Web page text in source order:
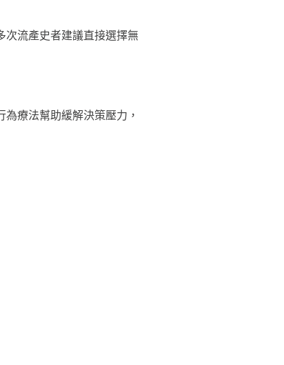
次流產史者建議直接選擇無
療法幫助緩解決策壓力，